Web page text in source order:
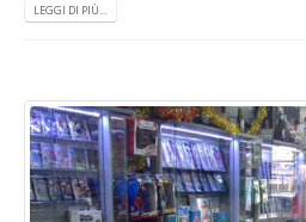
LEGGI DI PIÙ...